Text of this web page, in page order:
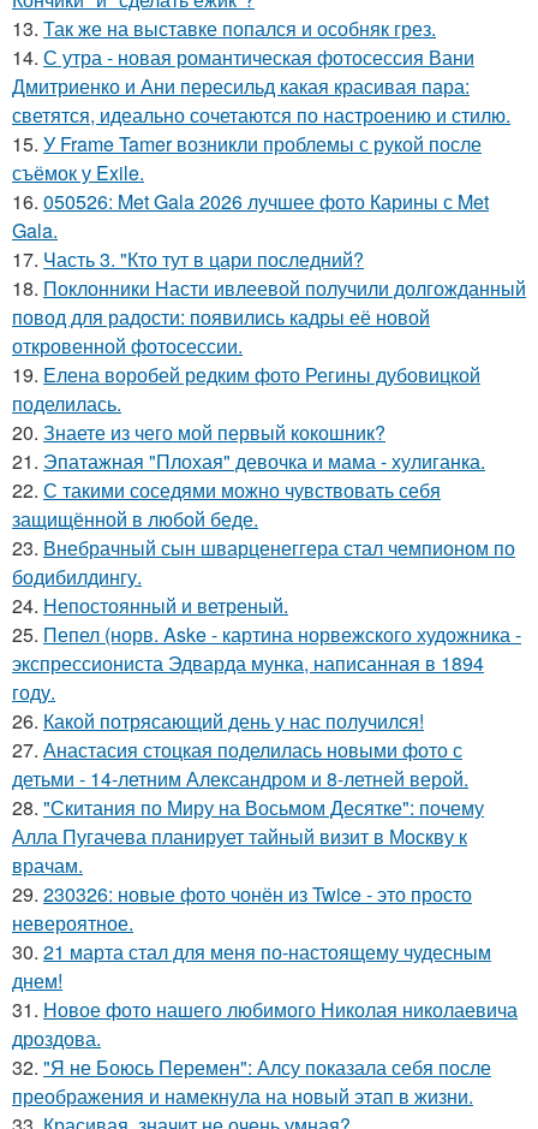
13. Так же на выставке попался и особняк грез.
14. С утра - новая романтическая фотосессия Вани
Дмитриенко и Ани пересильд какая красивая пара:
светятся, идеально сочетаются по настроению и стилю.
15. У Frame Tamer возникли проблемы с рукой после
съёмок у Exile.
16. 050526: Met Gala 2026 лучшее фото Карины с Met
Gala.
17. Часть 3. "Кто тут в цари последний?
18. Поклонники Насти ивлеевой получили долгожданный
повод для радости: появились кадры её новой
откровенной фотосессии.
19. Елена воробей редким фото Регины дубовицкой
поделилась.
20. Знаете из чего мой первый кокошник?
21. Эпатажная "Плохая" девочка и мама - хулиганка.
22. С такими соседями можно чувствовать себя
защищённой в любой беде.
23. Внебрачный сын шварценеггера стал чемпионом по
бодибилдингу.
24. Непостоянный и ветреный.
25. Пепел (норв. Aske - картина норвежского художника -
экспрессиониста Эдварда мунка, написанная в 1894
году.
26. Какой потрясающий день у нас получился!
27. Анастасия стоцкая поделилась новыми фото с
детьми - 14-летним Александром и 8-летней верой.
28. "Скитания по Миру на Восьмом Десятке": почему
Алла Пугачева планирует тайный визит в Москву к
врачам.
29. 230326: новые фото чонён из Twice - это просто
невероятное.
30. 21 марта стал для меня по-настоящему чудесным
днем!
31. Новое фото нашего любимого Николая николаевича
дроздова.
32. "Я не Боюсь Перемен": Алсу показала себя после
преображения и намекнула на новый этап в жизни.